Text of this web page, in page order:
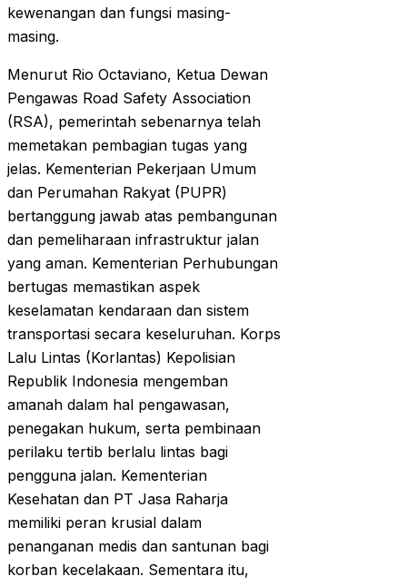
kewenangan dan fungsi masing-
masing.
Menurut Rio Octaviano, Ketua Dewan
Pengawas Road Safety Association
(RSA), pemerintah sebenarnya telah
memetakan pembagian tugas yang
jelas. Kementerian Pekerjaan Umum
dan Perumahan Rakyat (PUPR)
bertanggung jawab atas pembangunan
dan pemeliharaan infrastruktur jalan
yang aman. Kementerian Perhubungan
bertugas memastikan aspek
keselamatan kendaraan dan sistem
transportasi secara keseluruhan. Korps
Lalu Lintas (Korlantas) Kepolisian
Republik Indonesia mengemban
amanah dalam hal pengawasan,
penegakan hukum, serta pembinaan
perilaku tertib berlalu lintas bagi
pengguna jalan. Kementerian
Kesehatan dan PT Jasa Raharja
memiliki peran krusial dalam
penanganan medis dan santunan bagi
korban kecelakaan. Sementara itu,